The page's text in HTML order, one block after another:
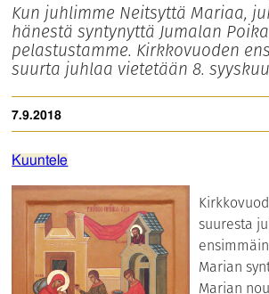
Hautausmaa
Yhteystiedot
Kun juhlimme Neitsyttä Mariaa,
hänestä syntynyttä Jumalan
pelastustamme. Kirkkovuoden
suurta juhlaa vietetään 8.
7.9.2018
Kuuntele
suuresta
Marian
Marian